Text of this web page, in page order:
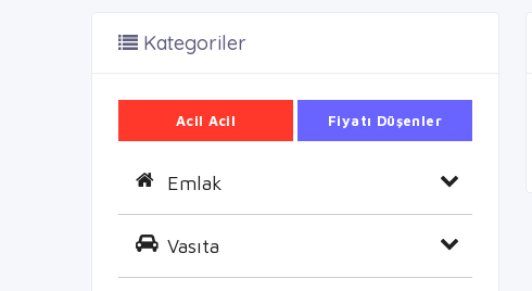
Kategoriler
Acil Acil Fiyatı Düşenler
Emlak
Vasıta